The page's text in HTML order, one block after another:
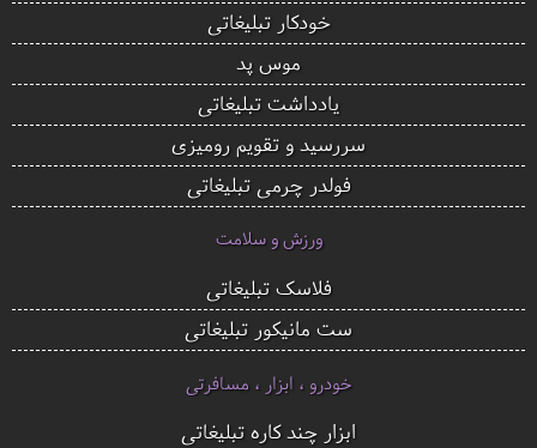
خودکار تبلیغاتی
موس پد
یادداشت تبلیغاتی
سررسید و تقویم رومیزی
فولدر چرمی تبلیغاتی
ورزش و سلامت
فلاسک تبلیغاتی
ست مانیکور تبلیغاتی
خودرو ، ابزار ، مسافرتی
ابزار چند کاره تبلیغاتی